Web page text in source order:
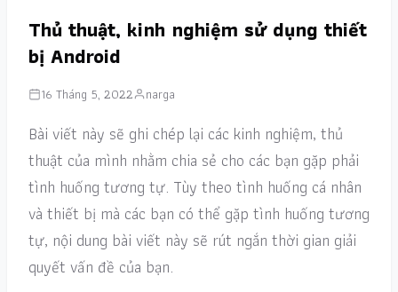
Thủ thuật, kinh nghiệm sử dụng thiết
bị Android
16 Tháng 5, 2022 narga
Bài viết này sẽ ghi chép lại các kinh nghiệm, thủ
thuật của mình nhằm chia sẻ cho các bạn gặp phải
tình huống tương tự. Tùy theo tình huống cá nhân
và thiết bị mà các bạn có thể gặp tình huống tương
tự, nội dung bài viết này sẽ rút ngắn thời gian giải
quyết vấn đề của bạn.